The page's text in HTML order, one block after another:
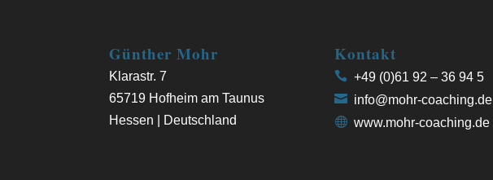
Günther Mohr
Klarastr. 7
65719 Hofheim am Taunus
Hessen | Deutschland
Kontakt
+49 (0)61 92 – 36 94 5
info@mohr-coaching.de
www.mohr-coaching.de